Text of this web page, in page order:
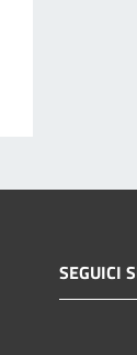
SEGUICI